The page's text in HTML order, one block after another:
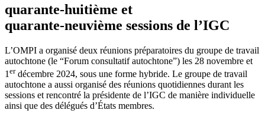
quarante‑huitième et
quarante‑neuvième sessions de l’IGC
L’OMPI a organisé deux réunions préparatoires du groupe de travail
autochtone (le “Forum consultatif autochtone”) les 28 novembre et
1 erdécembre 2024, sous une forme hybride. Le groupe de travail
autochtone a aussi organisé des réunions quotidiennes durant les
sessions et rencontré la présidente de l’IGC de manière individuelle
ainsi que des délégués d’États membres.